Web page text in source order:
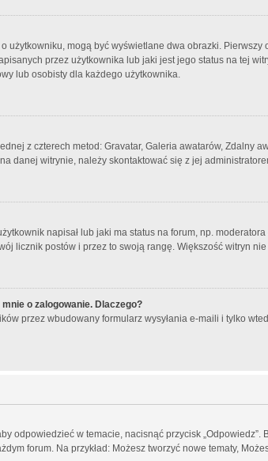
mogą być wyświetlane dwa obrazki.
przez użytkownika lub jaki jest jego status na tej
lub osobisty dla każdego użytkownika.
z czterech metod: Gravatar, Galeria awatarów,
danej witrynie, należy skontaktować się z jej
napisał lub jaki ma status na forum, np.
licznik postów i przez to swoją rangę. Większość witryn
o zalogowanie. Dlaczego?
przez wbudowany formularz wysyłania e-maili i tylko
odpowiedzieć w temacie, nacisnąć przycisk
forum. Na przykład: Możesz tworzyć nowe tematy,